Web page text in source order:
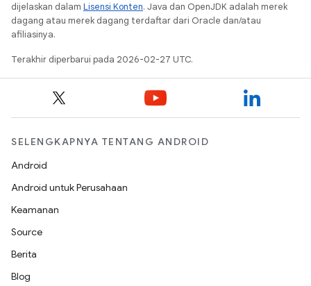
dijelaskan dalam Lisensi Konten. Java dan OpenJDK adalah merek
dagang atau merek dagang terdaftar dari Oracle dan/atau
afiliasinya.
Terakhir diperbarui pada 2026-02-27 UTC.
SELENGKAPNYA TENTANG ANDROID
Android
Android untuk Perusahaan
Keamanan
Source
Berita
Blog